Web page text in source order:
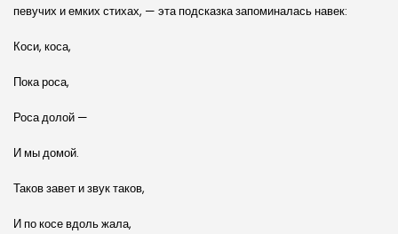
певучих и емких стихах, — эта подсказка запоминалась навек:
Коси, коса,
Пока роса,
Роса долой —
И мы домой.
Таков завет и звук таков,
И по косе вдоль жала,